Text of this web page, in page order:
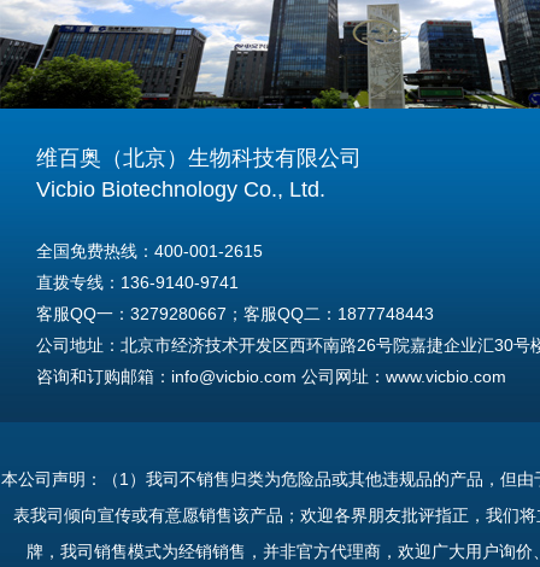
维百奥（北京）生物科技有限公司
Vicbio Biotechnology Co., Ltd.
全国免费热线：400-001-2615
直拨专线：136-9140-9741
客服QQ一：3279280667；客服QQ二：1877748443
公司地址：北京市经济技术开发区西环南路26号院嘉捷企业汇30号
咨询和订购邮箱：info@vicbio.com 公司网址：www.vicbio.com
Tel: +86-13691409741
本公司声明：（1）我司不销售归类为危险品或其他违规品的产品，但
表我司倾向宣传或有意愿销售该产品；欢迎各界朋友批评指正，我们
牌，我司销售模式为经销销售，并非官方代理商，欢迎广大用户询